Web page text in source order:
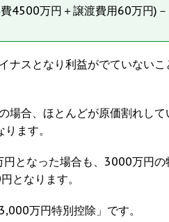
4500万円＋譲渡費用60万円)
ナスとなり利益がでていない
場合、ほとんどが原価割れし
ます。
となった場合も、3000万円
となります。
万円特別控除」です。